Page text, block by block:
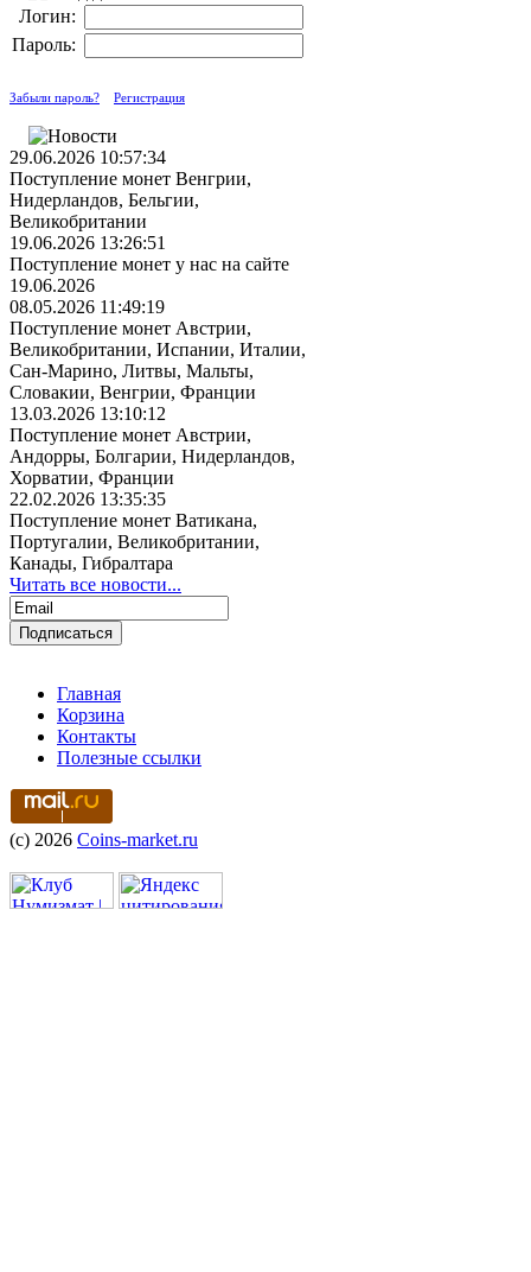
Логин:
Пароль:
Забыли пароль? Регистрация
29.06.2026 10:57:34
Поступление монет Венгрии,
Нидерландов, Бельгии,
Великобритании
19.06.2026 13:26:51
Поступление монет у нас на сайте
19.06.2026
08.05.2026 11:49:19
Поступление монет Австрии,
Великобритании, Испании, Италии,
Сан-Марино, Литвы, Мальты,
Словакии, Венгрии, Франции
13.03.2026 13:10:12
Поступление монет Австрии,
Андорры, Болгарии, Нидерландов,
Хорватии, Франции
22.02.2026 13:35:35
Поступление монет Ватикана,
Португалии, Великобритании,
Канады, Гибралтара
Читать все новости...
Главная
Корзина
Контакты
Полезные ссылки
(c) 2026 Coins-market.ru